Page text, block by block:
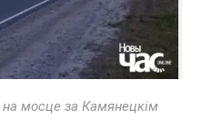
на мосце за Камянецкім